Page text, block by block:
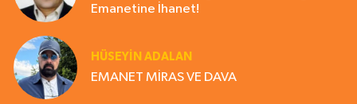
Emanetine İhanet!
HÜSEYIN ADALAN
EMANET MİRAS VE DAVA